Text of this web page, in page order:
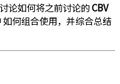
论如何将之前讨论的CBV
如何组合使用，并综合总结